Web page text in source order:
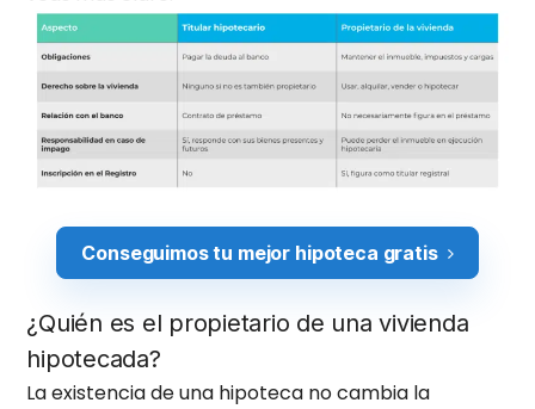
Conseguimos tu mejor hipoteca gratis
¿Quién es el propietario de una vivienda
hipotecada?
La existencia de una hipoteca no cambia la